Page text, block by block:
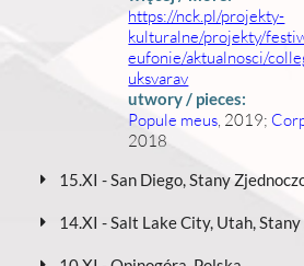
https://nck.pl/projekty-
kulturalne/projekty/
eufonie/aktualnosci/
uksvarav
utwory / pieces:
Popule meus, 2019;
2018
15.XI - San Diego, Stany
14.XI - Salt Lake City, Utah,